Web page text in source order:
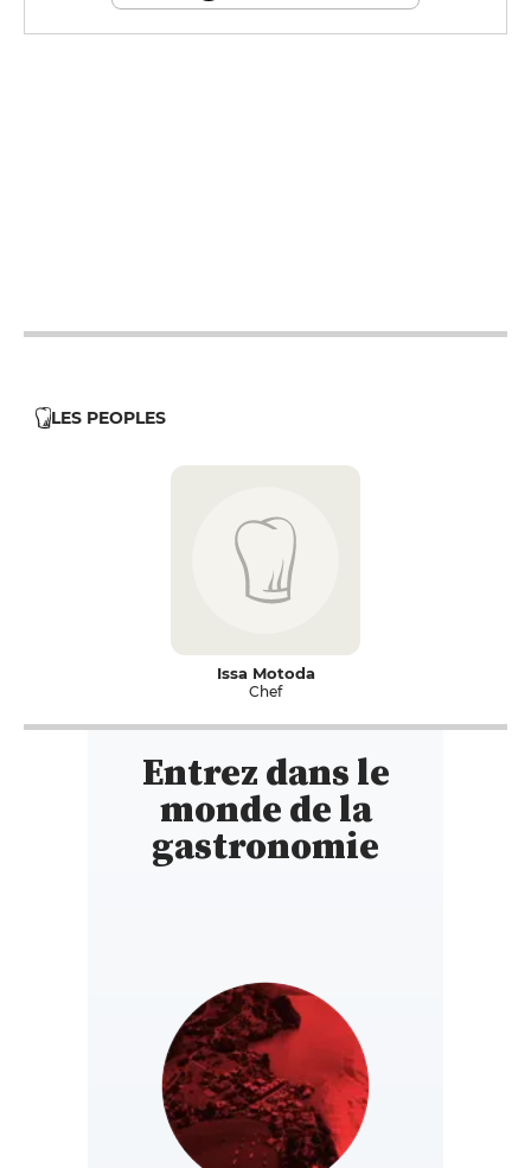
LES PEOPLES
Issa Motoda
Chef
Entrez dans le
monde de la
gastronomie